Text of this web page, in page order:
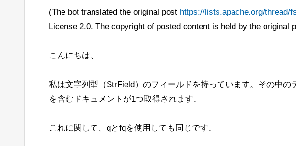
(The bot translated the original post https://lists.apache.org/thread/
License 2.0. The copyright of posted content is held by the original
こんにちは、
私は文字列型（StrField）のフィールドを持っています。その中
を含むドキュメントが1つ取得されます。
これに関して、qとfqを使用しても同じです。